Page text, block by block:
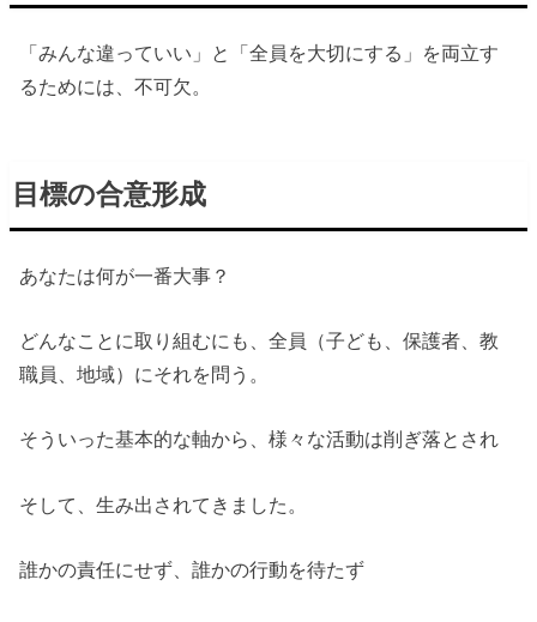
「みんな違っていい」と「全員を大切にする」を両立す
るためには、不可欠。
目標の合意形成
あなたは何が一番大事？
どんなことに取り組むにも、全員（子ども、保護者、教
職員、地域）にそれを問う。
そういった基本的な軸から、様々な活動は削ぎ落とされ
そして、生み出されてきました。
誰かの責任にせず、誰かの行動を待たず